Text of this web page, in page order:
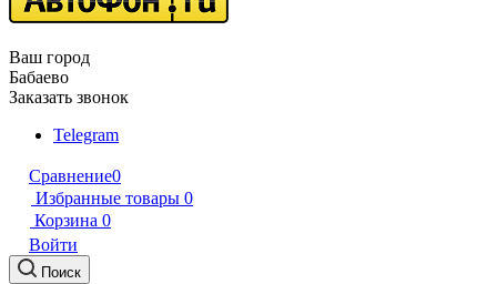
Ваш город
Бабаево
Заказать звонок
Telegram
Сравнение0
Избранные товары 0
Корзина 0
Войти
Поиск